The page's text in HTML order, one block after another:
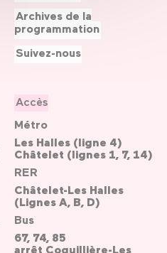
Accès
Métro
Les Halles (ligne 4)
Châtelet (lignes 1, 7, 14)
RER
Châtelet-Les Halles
(Lignes A, B, D)
Bus
67, 74, 85
arrêt Coquillière-Les
Archives de la
programmation
Suivez-nous